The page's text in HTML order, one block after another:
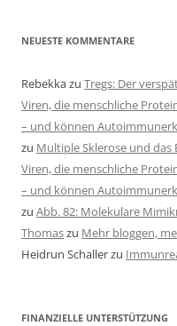
NEUESTE KOMMENTARE
Rebekkazu Tregs: Der
Viren, die menschliche
– und können
zu Multiple Sklerose und das
Viren, die menschliche
– und können
zu Abb. 82: Molekulare
Thomaszu Mehr bloggen,
Heidrun Schallerzu
FINANZIELLE UNTERSTÜTZUNG